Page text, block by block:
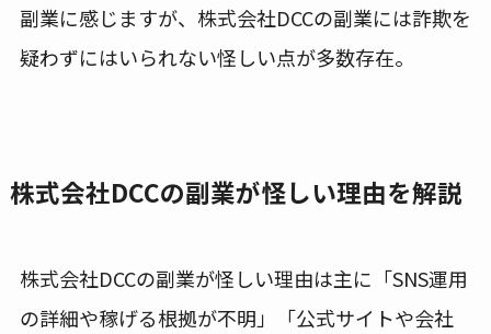
副業に感じますが、株式会社DCCの副業には詐欺を
疑わずにはいられない怪しい点が多数存在。
株式会社DCCの副業が怪しい理由を解説
株式会社DCCの副業が怪しい理由は主に「SNS運用
の詳細や稼げる根拠が不明」「公式サイトや会社